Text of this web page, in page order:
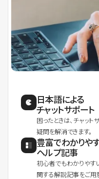
日本語による
チャットサポート
困ったときは、チャッ
疑問を解消できます。
豊富でわかりや
ヘルプ記事
初心者でもわかりやす
関する解説記事をご用